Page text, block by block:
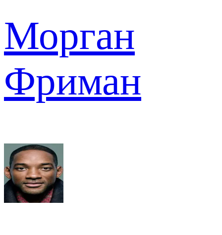
Морган
Фриман